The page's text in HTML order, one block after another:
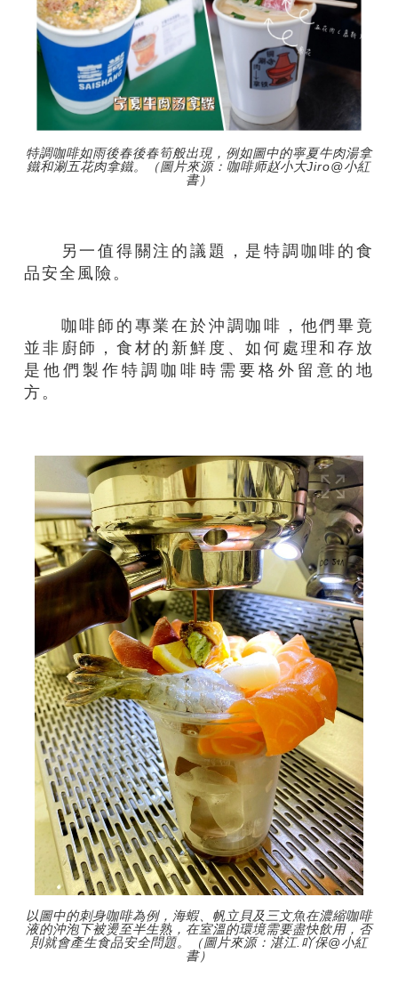
特調咖啡如雨後春後春筍般出現，例如圖中的寧夏牛肉湯拿
鐵和涮五花肉拿鐵。（圖片來源：咖啡师赵小大Jiro@小紅
書）
另一值得關注的議題，是特調咖啡的食
品安全風險。
咖啡師的專業在於沖調咖啡，他們畢竟
並非廚師，食材的新鮮度、如何處理和存放
是他們製作特調咖啡時需要格外留意的地
方。
以圖中的刺身咖啡為例，海蝦、帆立貝及三文魚在濃縮咖啡
液的沖泡下被燙至半生熟，在室溫的環境需要盡快飲用，否
則就會產生食品安全問題。（圖片來源：湛江.吖保@小紅
書）